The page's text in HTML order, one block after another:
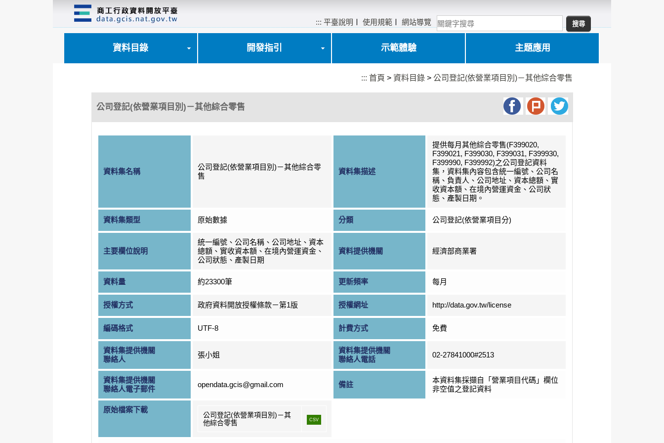
::: 平臺說明 〡使用規範 〡網站導覽
資料目錄 開發指引 示範體驗 主題應用
::: 首頁 >資料目錄 >公司登記(依營業項目別)－其他綜合零售
公司登記(依營業項目別)－其他綜合零售
資料集名稱
公司登記(依營業項目別)－其他綜合零
售
資料集描述
提供每月其他綜合零售(F399020,
F399021, F399030, F399031, F399930,
F399990, F399992)之公司登記資料
集，資料集內容包含統一編號、公司名
稱、負責人、公司地址、資本總額、實
收資本額、在境內營運資金、公司狀
態、產製日期。
資料集類型 原始數據 分類 公司登記(依營業項目分)
主要欄位說明
統一編號、公司名稱、公司地址、資本
總額、實收資本額、在境內營運資金、
公司狀態、產製日期
資料提供機關 經濟部商業署
資料量 約23300筆 更新頻率 每月
授權方式 政府資料開放授權條款－第1版 授權網址 http://data.gov.tw/license
編碼格式 UTF-8 計費方式 免費
資料集提供機關
聯絡人
張小姐
資料集提供機關
聯絡人電話
02-27841000#2513
資料集提供機關
聯絡人電子郵件
opendata.gcis@gmail.com 備註
本資料集採擷自「營業項目代碼」欄位
非空值之登記資料
原始檔案下載
公司登記(依營業項目別)－其
他綜合零售
CSV